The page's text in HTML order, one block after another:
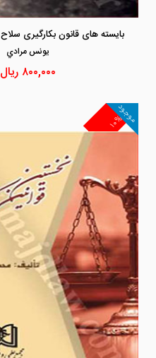
يونس مرادي
۸۰۰,۰۰۰ ریال
۱۰%
موجود